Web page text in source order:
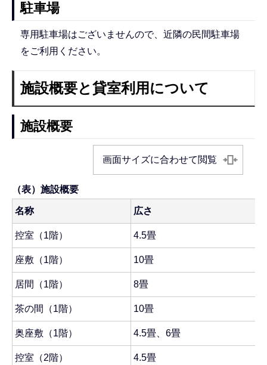
駐車場
専用駐車場はございませんので、近隣の民間駐車場
をご利用ください。
施設概要と貸室利用について
施設概要
画面サイズに合わせて閲覧
（表）施設概要
名称 広さ
控室（1階） 4.5畳
座敷（1階） 10畳
居間（1階） 8畳
茶の間（1階） 10畳
奥座敷（1階） 4.5畳、6畳
控室（2階） 4.5畳